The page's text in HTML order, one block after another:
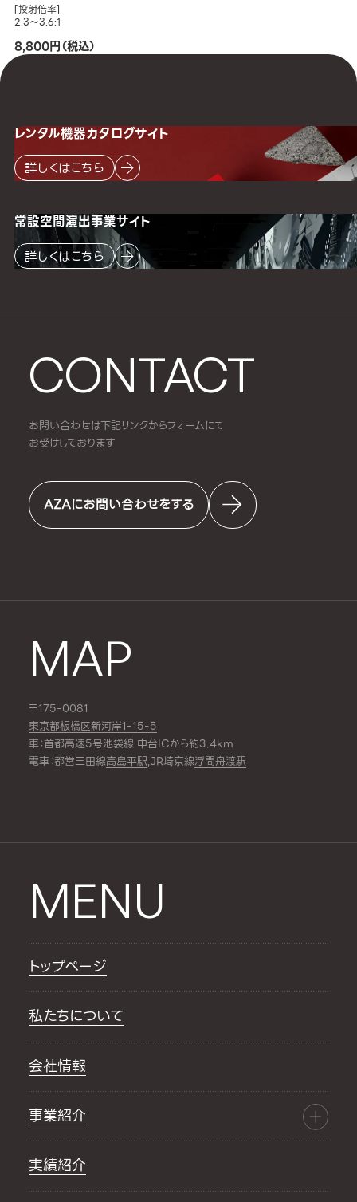
[投射倍率]
2.3～3.6:1
8,800円（税込）
CONTACT
お問い合わせは下記リンクからフォームにて
お受けしております
AZAにお問い合わせをする
MAP
〒175-0081
東京都板橋区新河岸1-15-5
車：首都高速5号池袋線 中台ICから約3.4km
電車：都営三田線高島平駅,JR埼京線浮間舟渡駅
レンタル機器カタログサイト
詳しくはこちら
常設空間演出事業サイト
詳しくはこちら
MENU
トップページ
私たちについて
会社情報
事業紹介
実績紹介